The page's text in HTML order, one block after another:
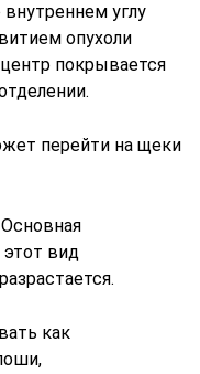
углу
опухоли
покрывается
перейти на щеки
вид
как